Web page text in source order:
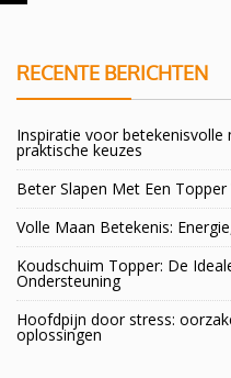
RECENTE BERICHTEN
Inspiratie voor
praktische keuzes
Beter Slapen Met Een
Volle Maan Betekenis:
Koudschuim Topper: De
Ondersteuning
Hoofdpijn door stress:
oplossingen